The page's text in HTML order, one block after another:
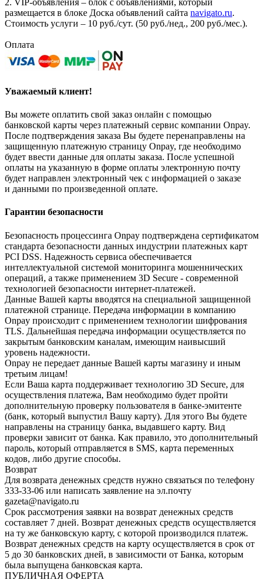
2. VIP-объявления – блок с объявлениями, который
размещается в блоке Доска объявлений сайта navigato.ru.
Стоимость услуги – 10 руб./сут. (50 руб./нед., 200 руб./мес.).
Оплата
Уважаемый клиент!
Вы можете оплатить свой заказ онлайн с помощью
банковской карты через платежный сервис компании Onpay.
После подтверждения заказа Вы будете перенаправлены на
защищенную платежную страницу Onpay, где необходимо
будет ввести данные для оплаты заказа. После успешной
оплаты на указанную в форме оплаты электронную почту
будет направлен электронный чек с информацией о заказе
и данными по произведенной оплате.
Гарантии безопасности
Безопасность процессинга Onpay подтверждена сертификатом
стандарта безопасности данных индустрии платежных карт
PCI DSS. Надежность сервиса обеспечивается
интеллектуальной системой мониторинга мошеннических
операций, а также применением 3D Secure - современной
технологией безопасности интернет-платежей.
Данные Вашей карты вводятся на специальной защищенной
платежной странице. Передача информации в компанию
Onpay происходит с применением технологии шифрования
TLS. Дальнейшая передача информации осуществляется по
закрытым банковским каналам, имеющим наивысший
уровень надежности.
Onpay не передает данные Вашей карты магазину и иным
третьим лицам!
Если Ваша карта поддерживает технологию 3D Secure, для
осуществления платежа, Вам необходимо будет пройти
дополнительную проверку пользователя в банке-эмитенте
(банк, который выпустил Вашу карту). Для этого Вы будете
направлены на страницу банка, выдавшего карту. Вид
проверки зависит от банка. Как правило, это дополнительный
пароль, который отправляется в SMS, карта переменных
кодов, либо другие способы.
Возврат
Для возврата денежных средств нужно связаться по телефону
333-33-06 или написать заявление на эл.почту
gazeta@navigato.ru
Срок рассмотрения заявки на возврат денежных средств
составляет 7 дней. Возврат денежных средств осуществляется
на ту же банковскую карту, с которой производился платеж.
Возврат денежных средств на карту осуществляется в срок от
5 до 30 банковских дней, в зависимости от Банка, которым
была выпущена банковская карта.
ПУБЛИЧНАЯ ОФЕРТА